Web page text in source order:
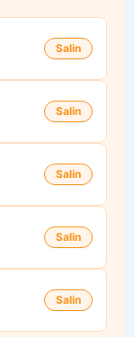
Salin
Salin
Salin
Salin
Salin